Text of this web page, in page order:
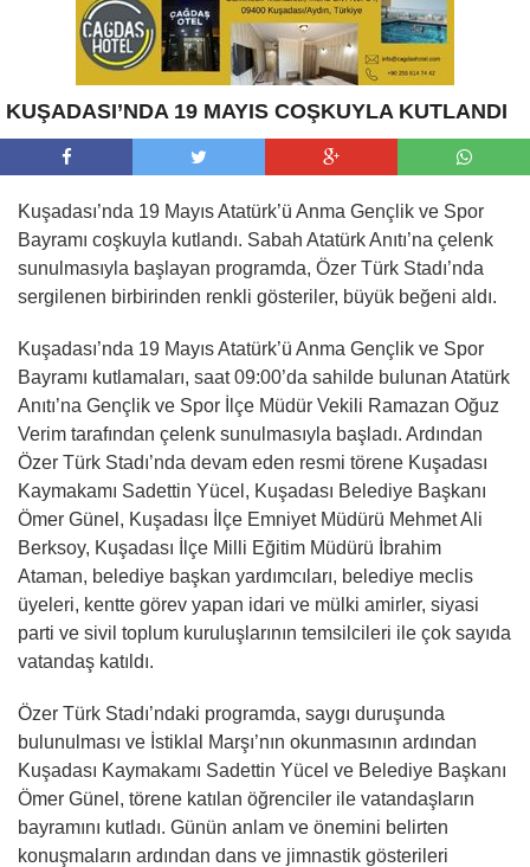
KUŞADASI’NDA 19 MAYIS COŞKUYLA KUTLANDI
Kuşadası’nda 19 Mayıs Atatürk’ü Anma Gençlik ve Spor
Bayramı coşkuyla kutlandı. Sabah Atatürk Anıtı’na çelenk
sunulmasıyla başlayan programda, Özer Türk Stadı’nda
sergilenen birbirinden renkli gösteriler, büyük beğeni aldı.
Kuşadası’nda 19 Mayıs Atatürk’ü Anma Gençlik ve Spor
Bayramı kutlamaları, saat 09:00’da sahilde bulunan Atatürk
Anıtı’na Gençlik ve Spor İlçe Müdür Vekili Ramazan Oğuz
Verim tarafından çelenk sunulmasıyla başladı. Ardından
Özer Türk Stadı’nda devam eden resmi törene Kuşadası
Kaymakamı Sadettin Yücel, Kuşadası Belediye Başkanı
Ömer Günel, Kuşadası İlçe Emniyet Müdürü Mehmet Ali
Berksoy, Kuşadası İlçe Milli Eğitim Müdürü İbrahim
Ataman, belediye başkan yardımcıları, belediye meclis
üyeleri, kentte görev yapan idari ve mülki amirler, siyasi
parti ve sivil toplum kuruluşlarının temsilcileri ile çok sayıda
vatandaş katıldı.
Özer Türk Stadı’ndaki programda, saygı duruşunda
bulunulması ve İstiklal Marşı’nın okunmasının ardından
Kuşadası Kaymakamı Sadettin Yücel ve Belediye Başkanı
Ömer Günel, törene katılan öğrenciler ile vatandaşların
bayramını kutladı. Günün anlam ve önemini belirten
konuşmaların ardından dans ve jimnastik gösterileri